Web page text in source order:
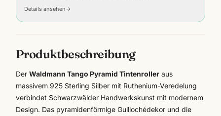
Details ansehen→
Produktbeschreibung
Der Waldmann Tango Pyramid Tintenroller aus
massivem 925 Sterling Silber mit Ruthenium-Veredelung
verbindet Schwarzwälder Handwerkskunst mit modernem
Design. Das pyramidenförmige Guillochédekor und die